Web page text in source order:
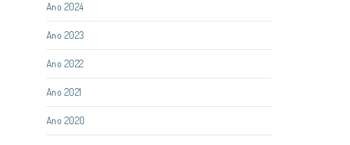
Ano 2024
Ano 2023
Ano 2022
Ano 2021
Ano 2020